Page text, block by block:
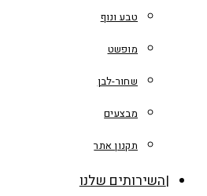
טבע ונוף
מופשט
שחור-לבן
מבצעים
תקנון אתר
השירותים שלנו